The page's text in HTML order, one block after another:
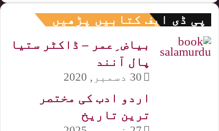
پی ڈی ایف کتابیں پڑھیں
بیاض ِعمر – ڈاکٹر ستیا
پال آنند
30 دسمبر, 2020
اردو ادب کی مختصر
ترین تاریخ